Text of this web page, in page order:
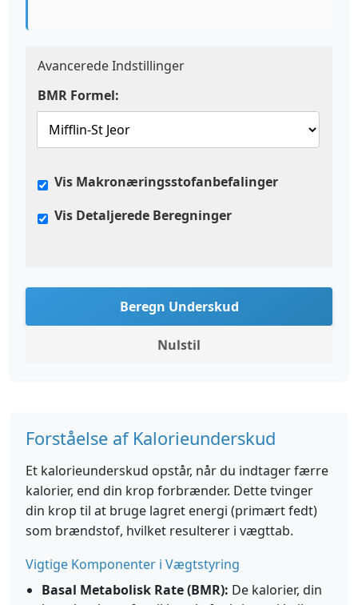
Avancerede Indstillinger
BMR Formel:
Vis Makronæringsstofanbefalinger
Vis Detaljerede Beregninger
Beregn Underskud
Nulstil
Forståelse af Kalorieunderskud
Et kalorieunderskud opstår, når du indtager færre
kalorier, end din krop forbrænder. Dette tvinger
din krop til at bruge lagret energi (primært fedt)
som brændstof, hvilket resulterer i vægttab.
Vigtige Komponenter i Vægtstyring
Basal Metabolisk Rate (BMR): De kalorier, din